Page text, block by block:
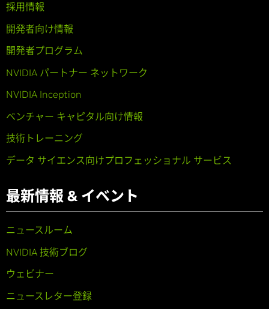
採用情報
開発者向け情報
開発者プログラム
NVIDIA パートナー ネットワーク
NVIDIA Inception
ベンチャー キャピタル向け情報
技術トレーニング
データ サイエンス向けプロフェッショナル サービス
最新情報 & イベント
ニュースルーム
NVIDIA 技術ブログ
ウェビナー
ニュースレター登録